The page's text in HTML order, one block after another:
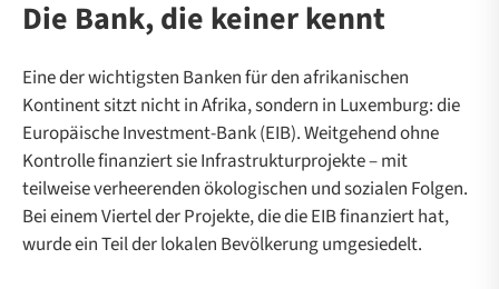
Die Bank, die keiner kennt
Eine der wichtigsten Banken für den afrikanischen
Kontinent sitzt nicht in Afrika, sondern in Luxemburg: die
Europäische Investment-Bank (EIB). Weitgehend ohne
Kontrolle finanziert sie Infrastrukturprojekte – mit
teilweise verheerenden ökologischen und sozialen Folgen.
Bei einem Viertel der Projekte, die die EIB finanziert hat,
wurde ein Teil der lokalen Bevölkerung umgesiedelt.